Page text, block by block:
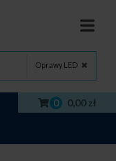
Oprawy LED
0 0,00 zł